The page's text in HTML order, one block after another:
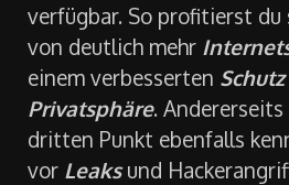
ist es für immer mehr
verfügbar. So profitierst du
von deutlich mehr
einem verbesserten
Privatsphäre .
dritten Punkt ebenfalls